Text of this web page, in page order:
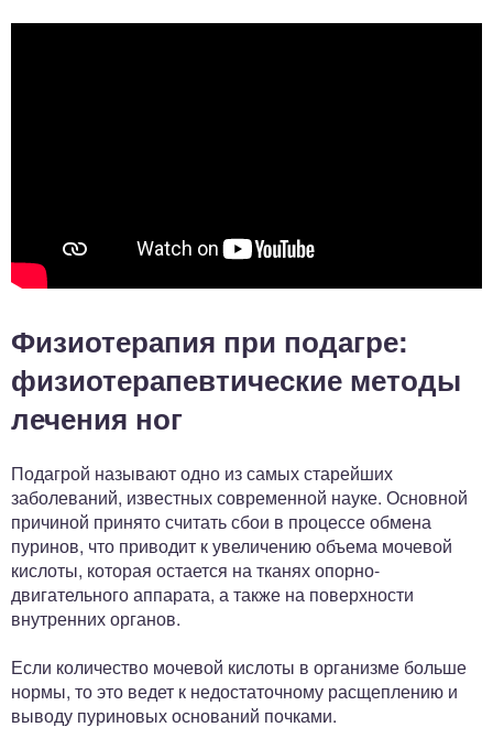
Физиотерапия при подагре:
физиотерапевтические методы
лечения ног
Подагрой называют одно из самых старейших
заболеваний, известных современной науке. Основной
причиной принято считать сбои в процессе обмена
пуринов, что приводит к увеличению объема мочевой
кислоты, которая остается на тканях опорно-
двигательного аппарата, а также на поверхности
внутренних органов.
Если количество мочевой кислоты в организме больше
нормы, то это ведет к недостаточному расщеплению и
выводу пуриновых оснований почками.